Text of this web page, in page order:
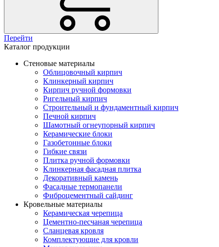
Перейти
Каталог продукции
Стеновые материалы
Облицовочный кирпич
Клинкерный кирпич
Кирпич ручной формовки
Ригельный кирпич
Строительный и фундаментный кирпич
Печной кирпич
Шамотный огнеупорный кирпич
Керамические блоки
Газобетонные блоки
Гибкие связи
Плитка ручной формовки
Клинкерная фасадная плитка
Декоративный камень
Фасадные термопанели
Фиброцементный сайдинг
Кровельные материалы
Керамическая черепица
Цементно-песчаная черепица
Сланцевая кровля
Комплектующие для кровли